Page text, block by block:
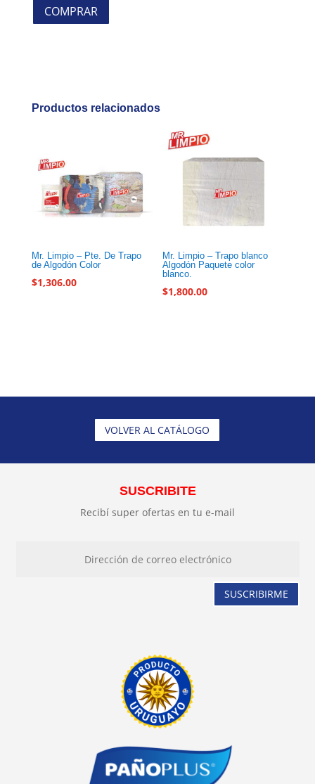
COMPRAR
Productos relacionados
Mr. Limpio – Pte. De Trapo
de Algodón Color
$1,306.00
Mr. Limpio – Trapo blanco
Algodón Paquete color
blanco.
$1,800.00
VOLVER AL CATÁLOGO
SUSCRIBITE
Recibí super ofertas en tu e-mail
SUSCRIBIRME